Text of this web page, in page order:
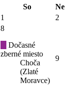
So
Ne
1 2
8
Dočasné
zberné miesto
Choča
(Zlaté
Moravce)
9